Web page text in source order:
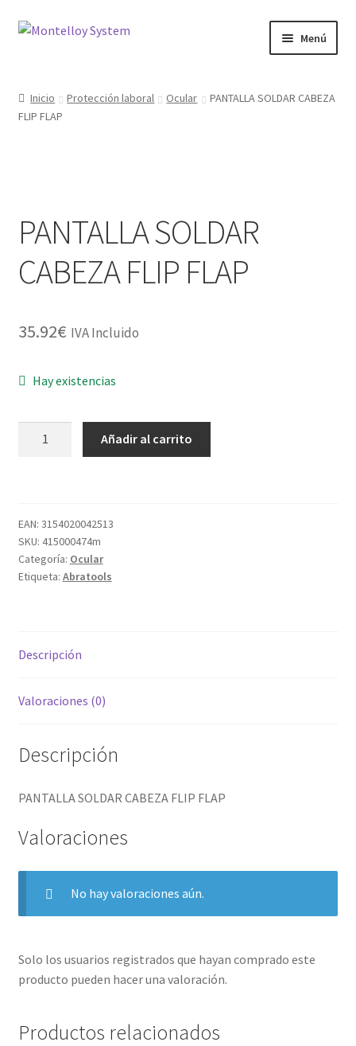
Ir
Ir
Menú
Ferretería
Protección Laboral
Contacto
Inicio Protección laboral Ocular
PANTALLA SOLDAR CABEZA
FLIP FLAP
PANTALLA SOLDAR
CABEZA FLIP FLAP
35.92€ IVA Incluido
Hay existencias
cantidad
Añadir al carrito
EAN: 3154020042513
SKU: 415000474m
Categoría: Ocular
Etiqueta: Abratools
Descripción
Valoraciones (0)
Descripción
PANTALLA SOLDAR CABEZA FLIP FLAP
Valoraciones
No hay valoraciones aún.
Solo los usuarios registrados que hayan comprado este
producto pueden hacer una valoración.
Productos relacionados